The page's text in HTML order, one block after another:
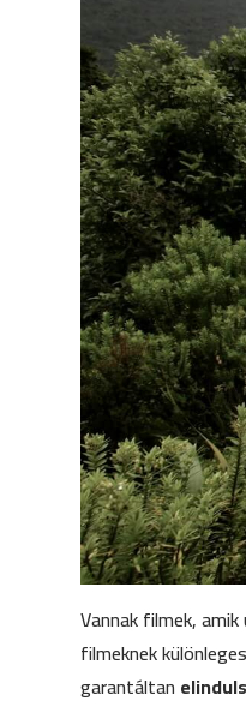
Vannak filmek,
filmeknek
garantáltan